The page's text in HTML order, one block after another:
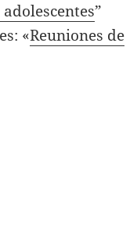
”
«Reuniones de